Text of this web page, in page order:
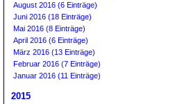
August 2016 (6 Einträge)
Juni 2016 (18 Einträge)
Mai 2016 (8 Einträge)
April 2016 (6 Einträge)
März 2016 (13 Einträge)
Februar 2016 (7 Einträge)
Januar 2016 (11 Einträge)
2015